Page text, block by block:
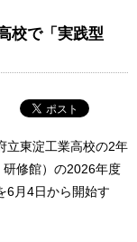
校で「実践型
立東淀工業高校の2年
修館）の2026年度
6月4日から開始す